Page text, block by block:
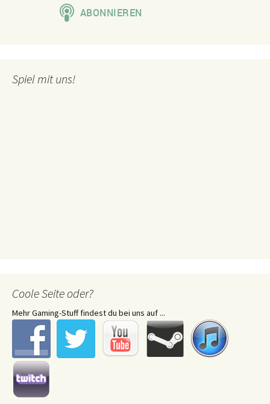
Spiel mit uns!
Coole Seite oder?
Mehr Gaming-Stuff findest du bei uns auf ...